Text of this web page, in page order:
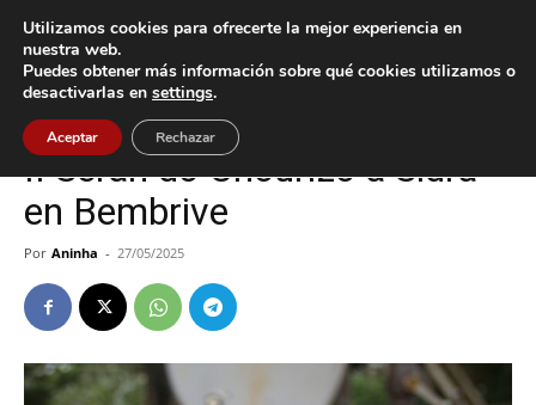
Inicio Cultura / Ocio
Cultura / Ocio Vigo
II Serán do Chourizo a Sidra
en Bembrive
Por Aninha - 27/05/2025
Utilizamos cookies para ofrecerte la mejor experiencia en
nuestra web.
Puedes obtener más información sobre qué cookies utilizamos o
desactivarlas en settings.
Aceptar Rechazar